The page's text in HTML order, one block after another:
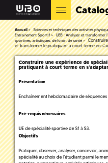
Accueil Sciences et techniques des activités
Entrainement Sportif
UEB : Analyser et
sportives, artistiques, de loisir, de santé
et transformer le pratiquant à court terme en
Construire une expérience de
pratiquant à court terme en
Présentation
Enchaînement hebdomadaire de séquences
Pré-requis nécessaires
UE de spécialité sportive de S1 à S3.
Objectifs
Pratiquer, observer, analyser, concevoir,
spécialité au choix de l’étudiant parmi le